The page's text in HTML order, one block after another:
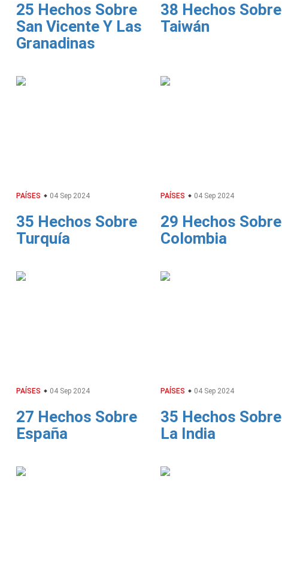
25 Hechos Sobre
San Vicente Y Las
Granadinas
38 Hechos Sobre
Taiwán
PAÍSES 04 Sep 2024
35 Hechos Sobre
Turquía
PAÍSES 04 Sep 2024
29 Hechos Sobre
Colombia
PAÍSES 04 Sep 2024
27 Hechos Sobre
España
PAÍSES 04 Sep 2024
35 Hechos Sobre
La India